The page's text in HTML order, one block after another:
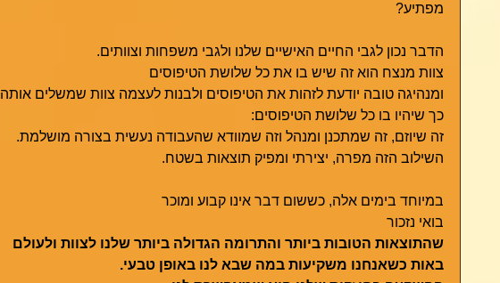
מפתיע?
הדבר נכון לגבי החיים האישיים שלנו ולגבי משפחות וצוותים.
צוות מנצח הוא זה שיש בו את כל שלושת הטיפוסים
ומנהיגה טובה יודעת לזהות את הטיפוסים ולבנות לעצמה צוות שמשלים אותה
כך שיהיו בו כל שלושת הטיפוסים:
זה שיוזם, זה שמתכנן ומנהל וזה שמוודא שהעבודה נעשית בצורה מושלמת.
השילוב הזה מפרה, יצירתי ומפיק תוצאות בשטח.
במיוחד בימים אלה, כששום דבר אינו קבוע ומוכר
בואי נזכור
שהתוצאות הטובות ביותר והתרומה הגדולה ביותר שלנו לצוות ולעולם
באות כשאנחנו משקיעות במה שבא לנו באופן טבעי.